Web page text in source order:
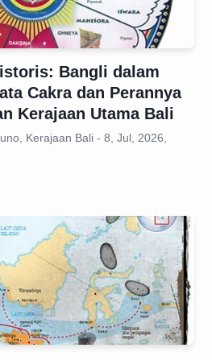
Bangli dalam
Cakra dan Perannya
Kerajaan Utama Bali
Kerajaan Bali - 8, Jul, 2026,